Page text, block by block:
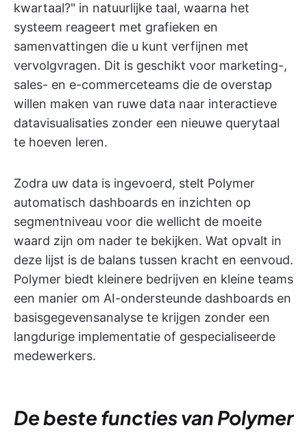
kwartaal?" in natuurlijke taal, waarna het
systeem reageert met grafieken en
samenvattingen die u kunt verfijnen met
vervolgvragen. Dit is geschikt voor marketing-,
sales- en e-commerceteams die de overstap
willen maken van ruwe data naar interactieve
datavisualisaties zonder een nieuwe querytaal
te hoeven leren.
Zodra uw data is ingevoerd, stelt Polymer
automatisch dashboards en inzichten op
segmentniveau voor die wellicht de moeite
waard zijn om nader te bekijken. Wat opvalt in
deze lijst is de balans tussen kracht en eenvoud.
Polymer biedt kleinere bedrijven en kleine teams
een manier om AI-ondersteunde dashboards en
basisgegevensanalyse te krijgen zonder een
langdurige implementatie of gespecialiseerde
medewerkers.
De beste functies van Polymer